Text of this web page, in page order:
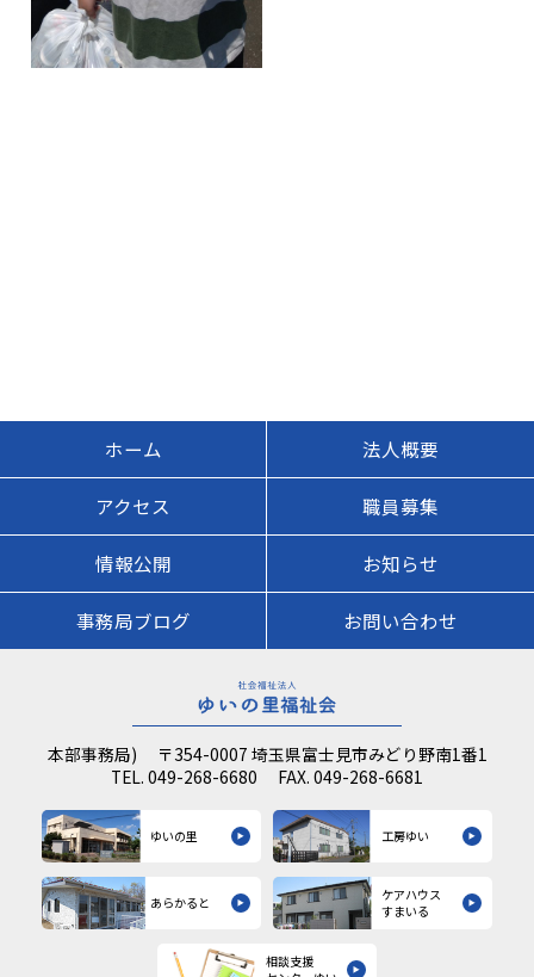
ホーム 法人概要
アクセス 職員募集
情報公開 お知らせ
事務局ブログ お問い合わせ
本部事務局) 〒354-0007 埼玉県富士見市みどり野南1番1
TEL. 049-268-6680 FAX. 049-268-6681
ゆいの里 工房ゆい
あらかると
ケアハウス
すまいる
相談支援